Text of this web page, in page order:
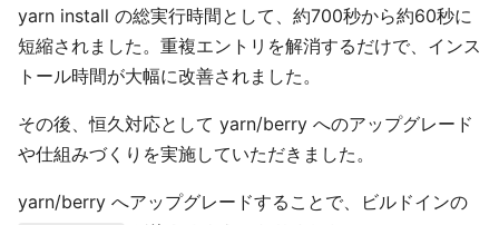
yarn install の総実行時間として、約700秒から約60秒に
短縮されました。重複エントリを解消するだけで、インス
トール時間が大幅に改善されました。
その後、恒久対応として yarn/berry へのアップグレード
や仕組みづくりを実施していただきました。
yarn/berry へアップグレードすることで、ビルドインの